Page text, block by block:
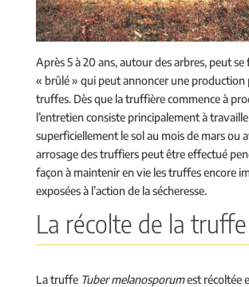
Après 5 à 20 ans, autour des arbres, peut se
« brûlé » qui peut annoncer une production
truffes. Dès que la truffière commence à
l’entretien consiste principalement à
superficiellement le sol au mois de mars ou
arrosage des truffiers peut être effectué
façon à maintenir en vie les truffes encore
exposées à l’action de la sécheresse.
La récolte de la truffe
La truffe Tuber melanosporumest récoltée